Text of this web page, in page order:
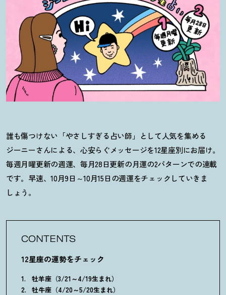
誰も傷つけない「やさしすぎる占い師」として人気を集める
ジーニーさんによる、心安らぐメッセージを12星座別にお届け。
毎週月曜更新の週運、毎月28日更新の月運の2パターンでの連載
です。早速、10月9日～10月15日の週運をチェックしていきま
しょう。
CONTENTS
12星座の運勢をチェック
牡羊座（3/21～4/19生まれ）
牡牛座（4/20～5/20生まれ）